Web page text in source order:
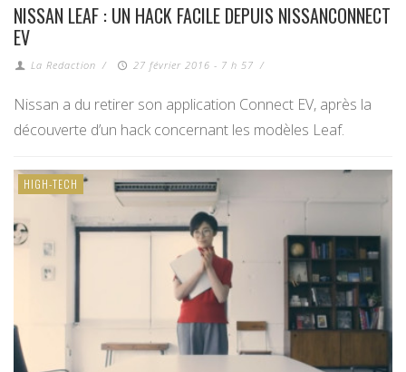
NISSAN LEAF : UN HACK FACILE DEPUIS NISSANCONNECT
EV
La Redaction / 27 février 2016 - 7 h 57 /
Nissan a du retirer son application Connect EV, après la
découverte d’un hack concernant les modèles Leaf.
HIGH-TECH